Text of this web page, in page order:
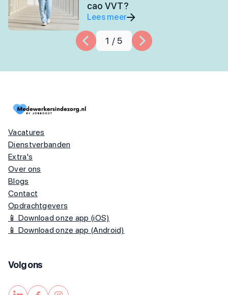
cao VVT?
Lees meer
1 / 5
Vacatures
Dienstverbanden
Extra's
Over ons
Blogs
Contact
Opdrachtgevers
📱 Download onze app (iOS)
📱 Download onze app (Android)
Volg ons